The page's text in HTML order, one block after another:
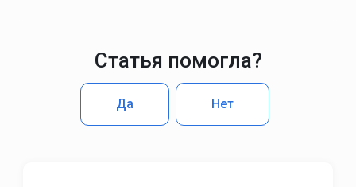
Статья помогла?
Нет
Да